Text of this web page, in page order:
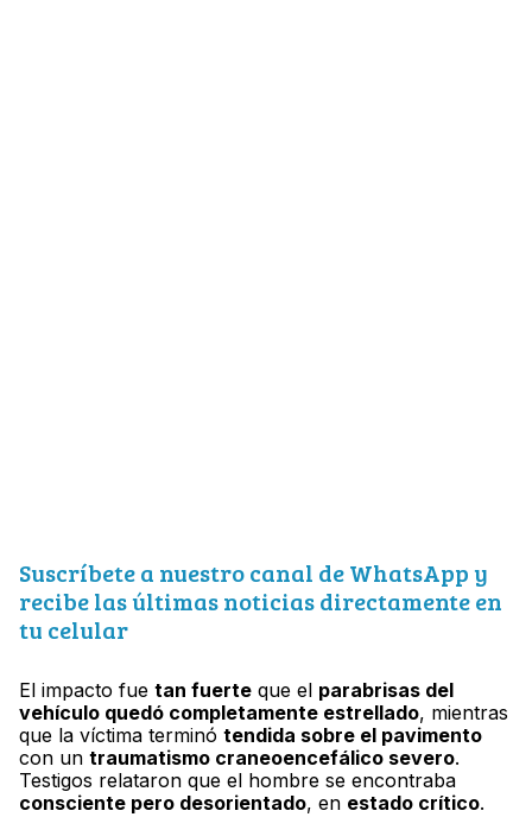
Suscríbete a nuestro canal de WhatsApp y
recibe las últimas noticias directamente en
tu celular
El impacto fue tan fuerte que el parabrisas del
vehículo quedó completamente estrellado, mientras
que la víctima terminó tendida sobre el pavimento
con un traumatismo craneoencefálico severo.
Testigos relataron que el hombre se encontraba
consciente pero desorientado, en estado crítico.